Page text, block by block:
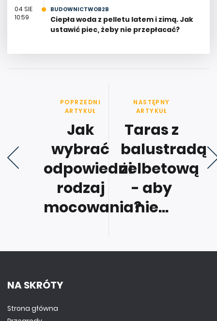
04 SIE
10:59
BUDOWNICTWOB2B
Ciepła woda z pelletu latem i zimą. Jak
ustawić piec, żeby nie przepłacać?
POPRZEDNI
ARTYKUŁ
Jak
wybrać
odpowiedni
rodzaj
mocowania?
NASTĘPNY
ARTYKUŁ
Taras z
balustradą
żelbetową
- aby
nie...
NA SKRÓTY
Strona główna